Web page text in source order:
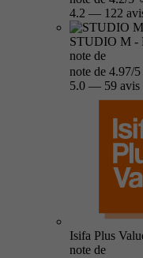
4.2 — 122
STUDIO M -
note de
note de 4.97/5
5.0 — 59 avis
Isifa Plus
note de